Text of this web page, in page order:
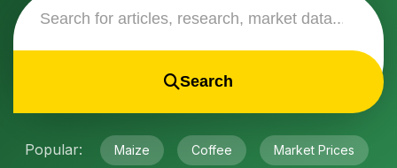
Search
Popular: Maize Coffee Market Prices